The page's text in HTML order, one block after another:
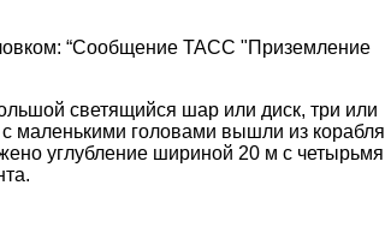
“Сообщение ТАСС "Приземление
светящийся шар или диск, три или
маленькими головами вышли из корабля
углубление шириной 20 м с четырьмя